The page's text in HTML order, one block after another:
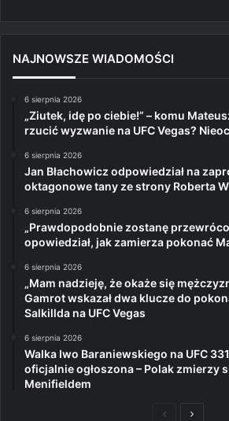
NAJNOWSZE WIADOMOŚCI
6 sierpnia 2026
„Ziutek, idę po ciebie!” – komu
rzucić wyzwanie na UFC Vegas?
6 sierpnia 2026
Jan Błachowicz odpowiedział na
oktagonowe tany ze strony Roberta
6 sierpnia 2026
„Prawdopodobnie zostanę
opowiedział, jak zamierza pokonać
6 sierpnia 2026
„Mam nadzieję, że okaże się
Gamrot wskazał dwa klucze do
Salkillda na UFC Vegas
6 sierpnia 2026
Walka Iwo Baraniewskiego na UFC
oficjalnie ogłoszona – Polak zmierzy
Menifieldem
PoprzedniaNastępna